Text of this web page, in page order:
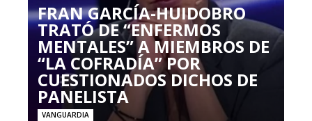
FRAN GARCÍA-HUIDOBRO
TRATÓ DE “ENFERMOS
MENTALES” A MIEMBROS DE
“LA COFRADÍA” POR
CUESTIONADOS DICHOS DE
PANELISTA
VANGUARDIA